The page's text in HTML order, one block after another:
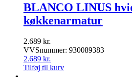
BLANCO LINUS
køkkenarmatur
2.689 kr.
VVSnummer: 930089383
2.689 kr.
Tilføj til kurv